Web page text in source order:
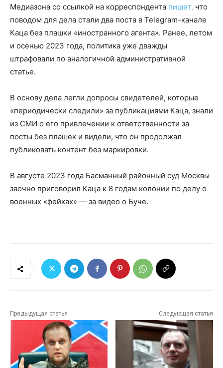
Медиазона со ссылкой на корреспондента пишет, что
поводом для дела стали два поста в Telegram-канале
Каца без плашки «иностранного агента». Ранее, летом
и осенью 2023 года, политика уже дважды
штрафовали по аналогичной административной
статье.
В основу дела легли допросы свидетелей, которые
«периодически следили» за публикациями Каца, знали
из СМИ о его привлечении к ответственности за
посты без плашек и видели, что он продолжал
публиковать контент без маркировки.
В августе 2023 года Басманный районный суд Москвы
заочно приговорил Каца к 8 годам колонии по делу о
военных «фейках» — за видео о Буче.
Предыдущая статья Следующая статья